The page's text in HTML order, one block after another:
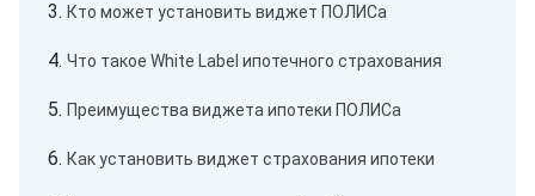
Кто может установить виджет ПОЛИСа
Что такое White Label ипотечного страхования
Преимущества виджета ипотеки ПОЛИСа
Как установить виджет страхования ипотеки